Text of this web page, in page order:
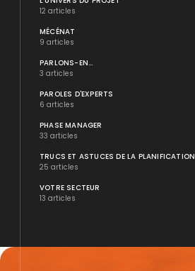
12 articles
MÉCÉNAT
9 articles
PARLONS-EN...
3 articles
PAROLES D'EXPERTS
6 articles
PHASE MANAGER
33 articles
TRUCS ET ASTUCES DE LA PLANIFICATION
25 articles
VOTRE SECTEUR
13 articles